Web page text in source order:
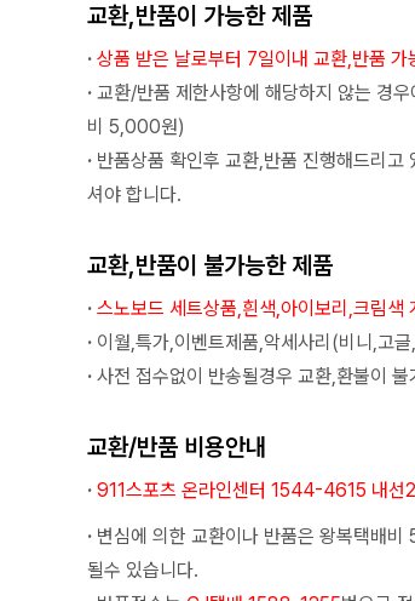
교환,반품이 가능한 제품
· 상품 받은 날로부터 7일이내 교환,반품 가
· 교환/반품 제한사항에 해당하지 않는 경
비 5,000원)
· 반품상품 확인후 교환,반품 진행해드리
셔야 합니다.
교환,반품이 불가능한 제품
· 스노보드 세트상품,흰색,아이보리,크림색
· 이월,특가,이벤트제품,악세사리(비니,고
· 사전 접수없이 반송될경우 교환,환불이 불
교환/반품 비용안내
· 911스포츠 온라인센터 1544-4615 내선
· 변심에 의한 교환이나 반품은 왕복택배
될수 있습니다.